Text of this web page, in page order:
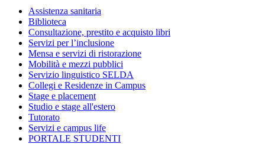
Assistenza sanitaria
Biblioteca
Consultazione, prestito e acquisto libri
Servizi per l’inclusione
Mensa e servizi di ristorazione
Mobilità e mezzi pubblici
Servizio linguistico SELDA
Collegi e Residenze in Campus
Stage e placement
Studio e stage all'estero
Tutorato
Servizi e campus life
PORTALE STUDENTI